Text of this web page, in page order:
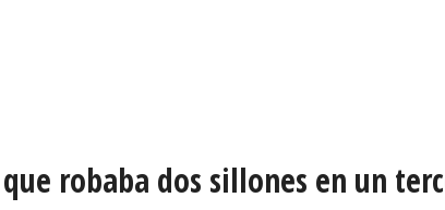
robaba dos sillones en un